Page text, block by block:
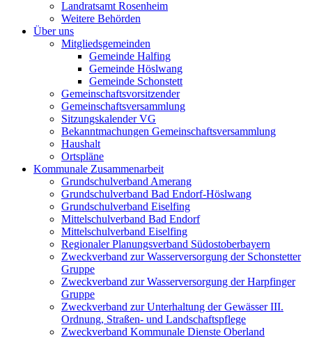
Landratsamt Rosenheim
Weitere Behörden
Über uns
Mitgliedsgemeinden
Gemeinde Halfing
Gemeinde Höslwang
Gemeinde Schonstett
Gemeinschaftsvorsitzender
Gemeinschaftsversammlung
Sitzungskalender VG
Bekanntmachungen Gemeinschaftsversammlung
Haushalt
Ortspläne
Kommunale Zusammenarbeit
Grundschulverband Amerang
Grundschulverband Bad Endorf-Höslwang
Grundschulverband Eiselfing
Mittelschulverband Bad Endorf
Mittelschulverband Eiselfing
Regionaler Planungsverband Südostoberbayern
Zweckverband zur Wasserversorgung der Schonstetter
Gruppe
Zweckverband zur Wasserversorgung der Harpfinger
Gruppe
Zweckverband zur Unterhaltung der Gewässer III.
Ordnung, Straßen- und Landschaftspflege
Zweckverband Kommunale Dienste Oberland